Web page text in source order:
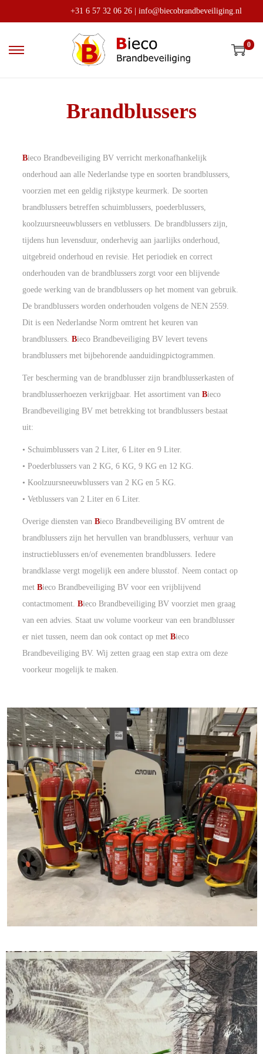
+31 6 57 32 06 26 info@biecobrandbeveiliging.nl
0
Brandblussers
Bieco Brandbeveiliging BV verricht merkonafhankelijk
onderhoud aan alle Nederlandse type en soorten brandblussers,
voorzien met een geldig rijkstype keurmerk. De soorten
brandblussers betreffen schuimblussers, poederblussers,
koolzuursneeuwblussers en vetblussers. De brandblussers zijn,
tijdens hun levensduur, onderhevig aan jaarlijks onderhoud,
uitgebreid onderhoud en revisie. Het periodiek en correct
onderhouden van de brandblussers zorgt voor een blijvende
goede werking van de brandblussers op het moment van gebruik.
De brandblussers worden onderhouden volgens de NEN 2559.
Dit is een Nederlandse Norm omtrent het keuren van
brandblussers. Bieco Brandbeveiliging BV levert tevens
brandblussers met bijbehorende aanduidingpictogrammen.
Ter bescherming van de brandblusser zijn brandblusserkasten of
brandblusserhoezen verkrijgbaar. Het assortiment van Bieco
Brandbeveiliging BV met betrekking tot brandblussers bestaat
uit:
• Schuimblussers van 2 Liter, 6 Liter en 9 Liter.
• Poederblussers van 2 KG, 6 KG, 9 KG en 12 KG.
• Koolzuursneeuwblussers van 2 KG en 5 KG.
• Vetblussers van 2 Liter en 6 Liter.
Overige diensten van Bieco Brandbeveiliging BV omtrent de
brandblussers zijn het hervullen van brandblussers, verhuur van
instructieblussers en/of evenementen brandblussers. Iedere
brandklasse vergt mogelijk een andere blusstof. Neem contact op
met Bieco Brandbeveiliging BV voor een vrijblijvend
contactmoment. Bieco Brandbeveiliging BV voorziet men graag
van een advies. Staat uw volume voorkeur van een brandblusser
er niet tussen, neem dan ook contact op met Bieco
Brandbeveiliging BV. Wij zetten graag een stap extra om deze
voorkeur mogelijk te maken.